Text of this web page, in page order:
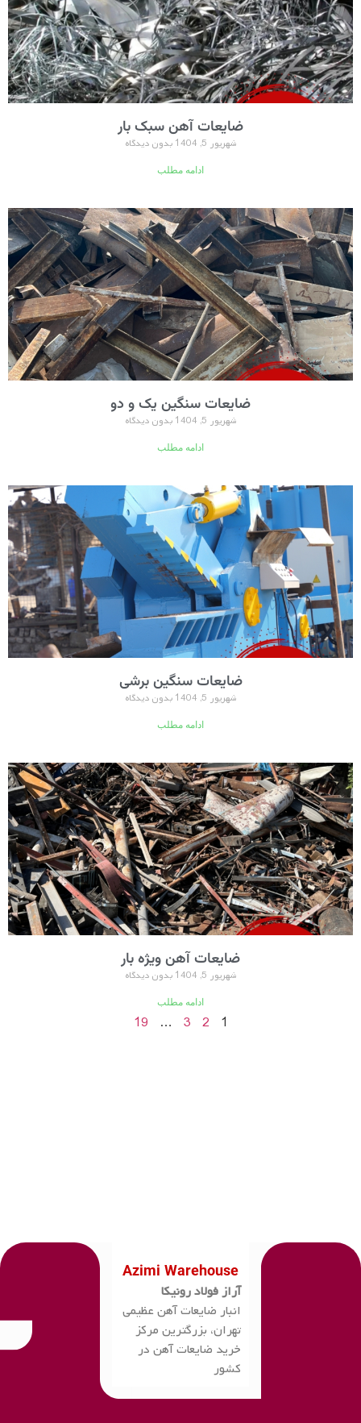
ضایعات آهن سبک بار
شهریور 5, 1404 بدون دیدگاه
ادامه مطلب
ضایعات سنگین یک و دو
شهریور 5, 1404 بدون دیدگاه
ادامه مطلب
ضایعات سنگین برشی
شهریور 5, 1404 بدون دیدگاه
ادامه مطلب
ضایعات آهن ویژه بار
شهریور 5, 1404 بدون دیدگاه
ادامه مطلب
1
2
3
…
19
Azimi Warehouse
آراز فولاد رونیکا
انبار ضایعات آهن عظیمی
تهران، بزرگترین مرکز
خرید ضایعات آهن در
کشور